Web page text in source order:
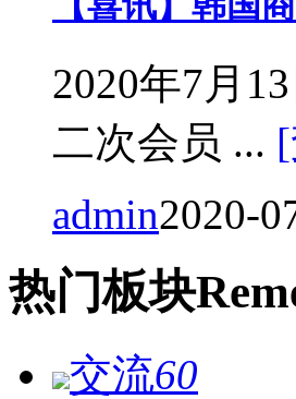
2020年7月
二次会员 ...
admin2020-
热门板块
交流60